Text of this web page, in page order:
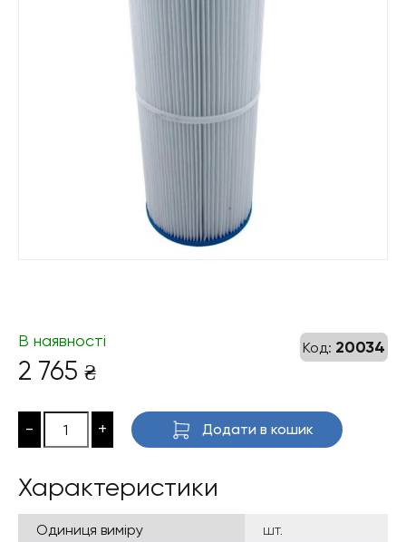
Код: 20034
В наявності
2 765 ₴
- + Додати в кошик
Характеристики
Одиниця виміру
шт.